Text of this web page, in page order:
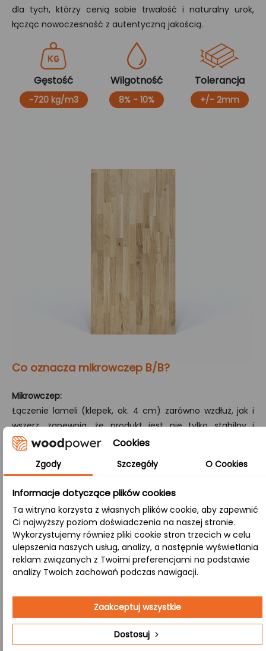
dla tych, którzy cenią sobie trwałość i naturalny urok,
łącząc nowoczesność z autentyczną jakością.
Gęstość
~720 kg/m3
Wilgotność
8% - 10%
Tolerancja
+/- 2mm
Co oznacza mikrowczep B/B?
Mikrowczep:
Łączenie lameli (klepek, ok. 4 cm) zarówno wzdłuż, jak i
wszerz, zapewnia, że produkt jest nie tylko stabilny i
odporny na pękanie, ale również zachowuje autentyczną
B/B:
Zarówno strona górna, jak i dolna zachowują naturalne
sęki i różnorodną kolorystykę, nadając blatowi tradycyjny i
autentyczny charakter, doskonale wpisujący się w
różnorodne aranżacje.
Zastosowanie:
– Naturalny blat nadaje przestrzeni
elegancji i oryginalności, tworząc przytulną
atmosferę do relaksu i rozmów.
Cookies
Zgody Szczegóły O Cookies
Informacje dotyczące plików cookies
Ta witryna korzysta z własnych plików cookie, aby zapewnić
Ci najwyższy poziom doświadczenia na naszej stronie.
Wykorzystujemy również pliki cookie stron trzecich w celu
ulepszenia naszych usług, analizy, a następnie wyświetlania
reklam związanych z Twoimi preferencjami na podstawie
analizy Twoich zachowań podczas nawigacji.
Dostosuj
Zaakceptuj wszystkie